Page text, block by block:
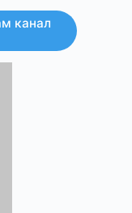
канал